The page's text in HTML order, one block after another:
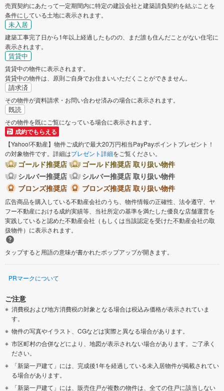
加古郡稲美町 揖保郡太子町
売買契約にあたって一定期間内に特定の建設会社と建築請負契約を結ぶことを
条件にしている土地に表示されます。
未入居
建築工事完了日から1年以上経過したものの、まだ誰も住んだことがない住宅に
表示されます。
賃貸中
賃貸中の物件に表示されます。
賃貸中の物件は、原則ご自身でお住まいいただくことができません。
請求済
その物件が資料請求・お問い合わせ済みの場合に表示されます。
既読
その物件を既にご覧になっている場合に表示されます。
成約でもらえる
【Yahoo!不動産】物件ご成約で最大20万円相当PayPayポイントプレゼント！
の対象物件です。詳細はプレゼント詳細をご覧ください。
ゴールド推奨店
ゴールド推奨店 取り扱い物件
シルバー推奨店
シルバー推奨店 取り扱い物件
ブロンズ推奨店
ブロンズ推奨店 取り扱い物件
広告商品を購入している不動産会社のうち、物件情報の正確性、法令遵守、ヤ
フー不動産における成約実績等、当社所定の基準を満たした優良な店舗運営を
実践していると認めた不動産会社（もしくは当該認定を受けた不動産会社の取
扱物件）に表示されます。
タップすると用語の意味が書かれたポップアップが開きます。
PRマークについて
ご注意
消費税および地方消費税の対象となる場合は税込み価格が表示されていま
す。
物件の写真やイラスト、CGなどは実際と異なる場合があります。
市区町村の合併などにより、地図が表示されない場合があります。ご了承く
ださい。
「新築一戸建て」には、完成後1年を経過している未入居物件が掲載されてい
る場合があります。
「新築一戸建て」には、販売住戸が複数の物件は、全ての住戸に該当しない